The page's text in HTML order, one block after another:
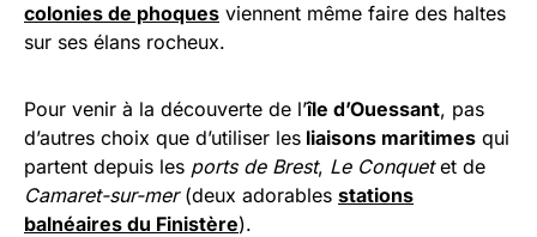
colonies de phoques viennent même faire des haltes
sur ses élans rocheux.
Pour venir à la découverte de l’île d’Ouessant, pas
d’autres choix que d’utiliser les liaisons maritimes qui
partent depuis les ports de Brest, Le Conquetet de
Camaret-sur-mer(deux adorables stations
balnéaires du Finistère).